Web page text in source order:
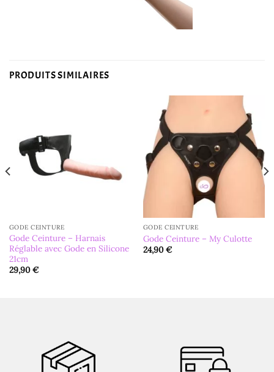
PRODUITS SIMILAIRES
GODE CEINTURE
Gode Ceinture – Harnais
Réglable avec Gode en Silicone
21cm
29,90€
GODE CEINTURE
Gode Ceinture – My Culotte
24,90€